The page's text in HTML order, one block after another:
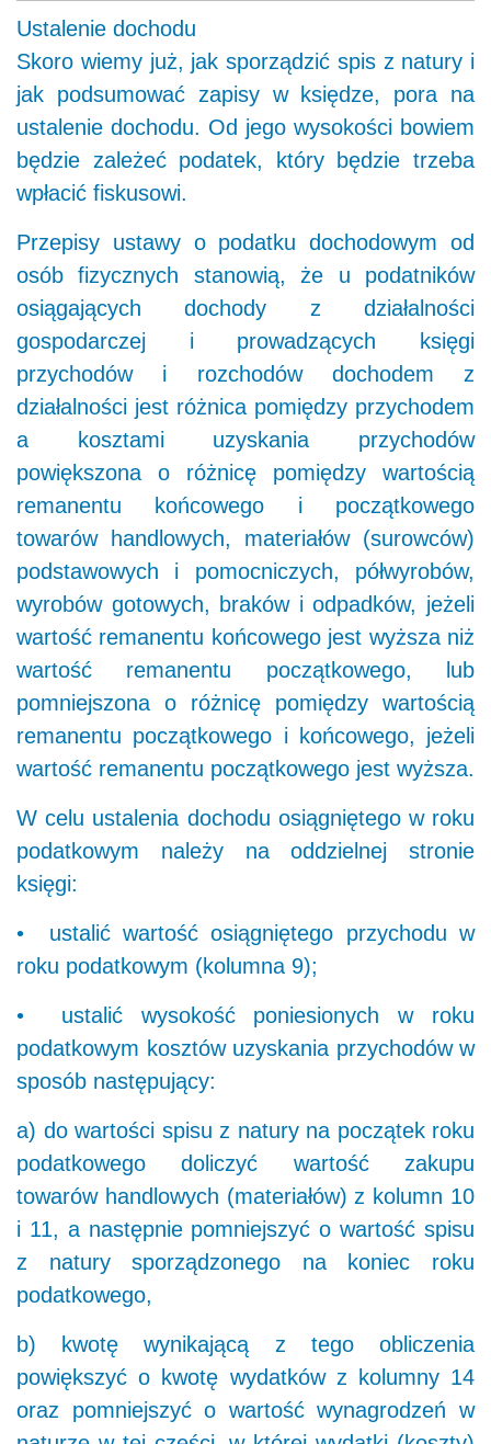
Ustalenie dochodu
Skoro wiemy już, jak sporządzić spis z natury i
jak podsumować zapisy w księdze, pora na
ustalenie dochodu. Od jego wysokości bowiem
będzie zależeć podatek, który będzie trzeba
wpłacić fiskusowi.
Przepisy ustawy o podatku dochodowym od
osób fizycznych stanowią, że u podatników
osiągających dochody z działalności
gospodarczej i prowadzących księgi
przychodów i rozchodów dochodem z
działalności jest różnica pomiędzy przychodem
a kosztami uzyskania przychodów
powiększona o różnicę pomiędzy wartością
remanentu końcowego i początkowego
towarów handlowych, materiałów (surowców)
podstawowych i pomocniczych, półwyrobów,
wyrobów gotowych, braków i odpadków, jeżeli
wartość remanentu końcowego jest wyższa niż
wartość remanentu początkowego, lub
pomniejszona o różnicę pomiędzy wartością
remanentu początkowego i końcowego, jeżeli
wartość remanentu początkowego jest wyższa.
W celu ustalenia dochodu osiągniętego w roku
podatkowym należy na oddzielnej stronie
księgi:
• ustalić wartość osiągniętego przychodu w
roku podatkowym (kolumna 9);
• ustalić wysokość poniesionych w roku
podatkowym kosztów uzyskania przychodów w
sposób następujący:
a) do wartości spisu z natury na początek roku
podatkowego doliczyć wartość zakupu
towarów handlowych (materiałów) z kolumn 10
i 11, a następnie pomniejszyć o wartość spisu
z natury sporządzonego na koniec roku
podatkowego,
b) kwotę wynikającą z tego obliczenia
powiększyć o kwotę wydatków z kolumny 14
oraz pomniejszyć o wartość wynagrodzeń w